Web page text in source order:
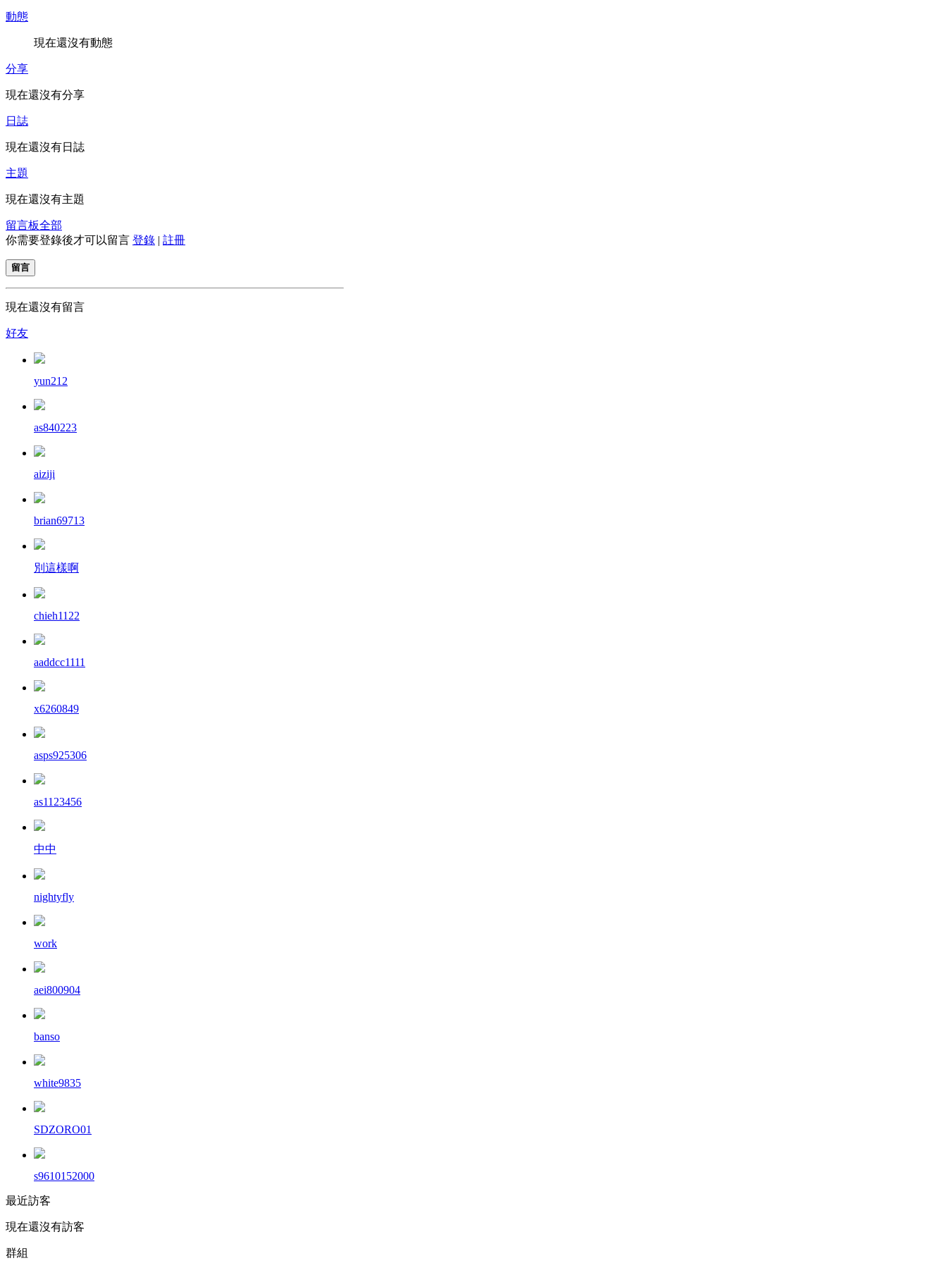
動態
現在還沒有動態
分享
現在還沒有分享
日誌
現在還沒有日誌
主題
現在還沒有主題
留言板全部
你需要登錄後才可以留言 登錄 | 註冊
留言
現在還沒有留言
好友
yun212
as840223
aiziji
brian69713
別這樣啊
chieh1122
aaddcc1111
x6260849
asps925306
as1123456
中中
nightyfly
work
aei800904
banso
white9835
SDZORO01
s9610152000
最近訪客
現在還沒有訪客
群組